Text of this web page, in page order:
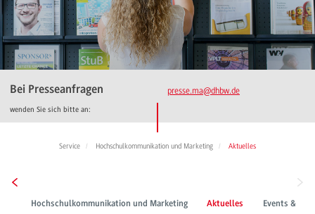
Bei Presseanfragen
wenden Sie sich bitte an:
presse.ma@dhbw.de
Service Hochschulkommunikation und Marketing Aktuelles
Hochschulkommunikation und Marketing Aktuelles Events &